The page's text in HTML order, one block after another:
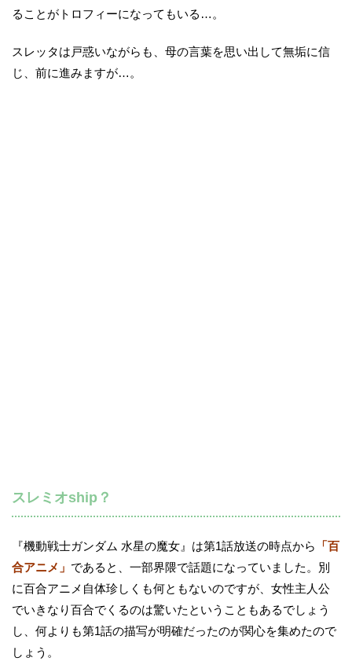
ることがトロフィーになってもいる…。
スレッタは戸惑いながらも、母の言葉を思い出して無垢に信
じ、前に進みますが…。
スレミオship？
『機動戦士ガンダム 水星の魔女』は第1話放送の時点から
「百
合アニメ」 であると、一部界隈で話題になっていました。別
に百合アニメ自体珍しくも何ともないのですが、女性主人公
でいきなり百合でくるのは驚いたということもあるでしょう
し、何よりも第1話の描写が明確だったのが関心を集めたので
しょう。